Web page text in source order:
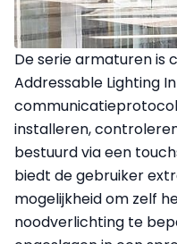
De serie armaturen is
Addressable Lighting
communicatieprotocol
installeren,
bestuurd via een
biedt de gebruiker
mogelijkheid om zelf
noodverlichting te